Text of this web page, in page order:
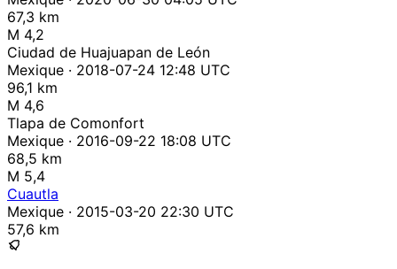
67,3 km
M 4,2
Ciudad de Huajuapan de León
Mexique · 2018-07-24 12:48 UTC
96,1 km
M 4,6
Tlapa de Comonfort
Mexique · 2016-09-22 18:08 UTC
68,5 km
M 5,4
Cuautla
Mexique · 2015-03-20 22:30 UTC
57,6 km